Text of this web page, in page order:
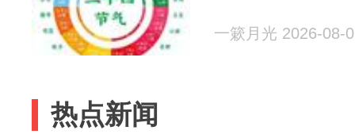
一簌月光 2026-08-
热点新闻